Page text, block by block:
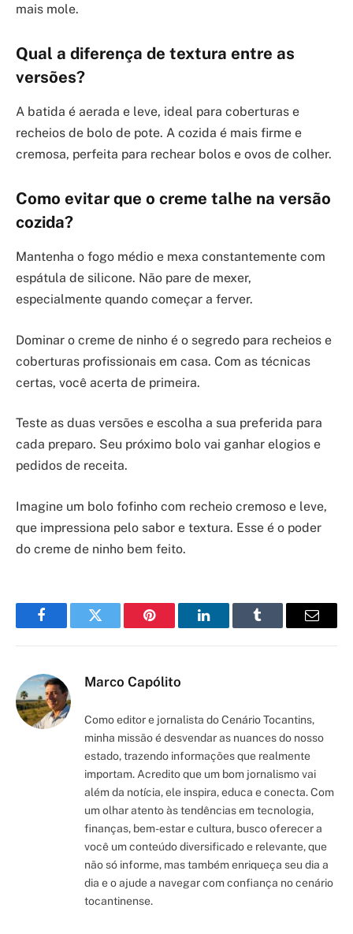
mais mole.
Qual a diferença de textura entre as
versões?
A batida é aerada e leve, ideal para coberturas e
recheios de bolo de pote. A cozida é mais firme e
cremosa, perfeita para rechear bolos e ovos de colher.
Como evitar que o creme talhe na versão
cozida?
Mantenha o fogo médio e mexa constantemente com
espátula de silicone. Não pare de mexer,
especialmente quando começar a ferver.
Dominar o creme de ninho é o segredo para recheios e
coberturas profissionais em casa. Com as técnicas
certas, você acerta de primeira.
Teste as duas versões e escolha a sua preferida para
cada preparo. Seu próximo bolo vai ganhar elogios e
pedidos de receita.
Imagine um bolo fofinho com recheio cremoso e leve,
que impressiona pelo sabor e textura. Esse é o poder
do creme de ninho bem feito.
FacebookTwitter Pinterest LinkedInTumblr Email
Marco Capólito
Como editor e jornalista do Cenário Tocantins,
minha missão é desvendar as nuances do nosso
estado, trazendo informações que realmente
importam. Acredito que um bom jornalismo vai
além da notícia, ele inspira, educa e conecta. Com
um olhar atento às tendências em tecnologia,
finanças, bem-estar e cultura, busco oferecer a
você um conteúdo diversificado e relevante, que
não só informe, mas também enriqueça seu dia a
dia e o ajude a navegar com confiança no cenário
tocantinense.